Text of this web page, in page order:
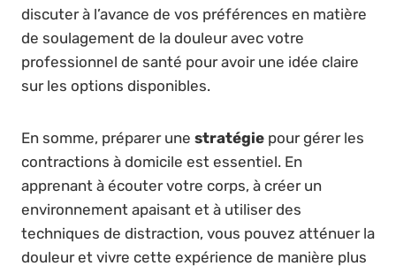
discuter à l’avance de vos préférences en matière
de soulagement de la douleur avec votre
professionnel de santé pour avoir une idée claire
sur les options disponibles.
En somme, préparer une stratégie pour gérer les
contractions à domicile est essentiel. En
apprenant à écouter votre corps, à créer un
environnement apaisant et à utiliser des
techniques de distraction, vous pouvez atténuer la
douleur et vivre cette expérience de manière plus